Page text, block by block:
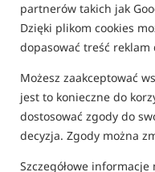
partnerów takich jak
Dzięki plikom cookies
dopasować treść
Możesz zaakceptować
jest to konieczne do
dostosować zgody do
decyzja. Zgody można
Szczegółowe